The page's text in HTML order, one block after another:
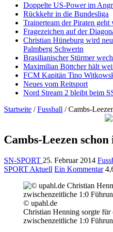
Doppelte US-Power im
Rückkehr in die Bundesliga
Trainerteam der Piraten geht
Fragezeichen auf der
Christian Hüneburg wird
Palmberg Schwerin
Brasilianischer Stürmer
Maximilian Böttcher hält
FCM Kapitän Tino
Neues vom Reitsport
Nord Stream 2 bleibt beim
Startseite / Fussball / Cambs-
Cambs-Leezen
SN-SPORT 25. Februar 2014
SPORT Aktuell Ein Kommentar
© upahl.de
Christian Henning sorgte für
zwischenzeitliche 1:0